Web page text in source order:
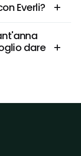
Everli?
dare